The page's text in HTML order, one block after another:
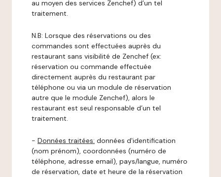
au moyen des services Zenchef) d’un tel
traitement.
N.B: Lorsque des réservations ou des
commandes sont effectuées auprès du
restaurant sans visibilité de Zenchef (ex:
réservation ou commande effectuée
directement auprès du restaurant par
téléphone ou via un module de réservation
autre que le module Zenchef), alors le
restaurant est seul responsable d’un tel
traitement.
- Données traitées: données d'identification
(nom prénom), coordonnées (numéro de
téléphone, adresse email), pays/langue, numéro
de réservation, date et heure de la réservation